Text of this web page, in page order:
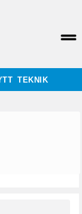
TEKNIK